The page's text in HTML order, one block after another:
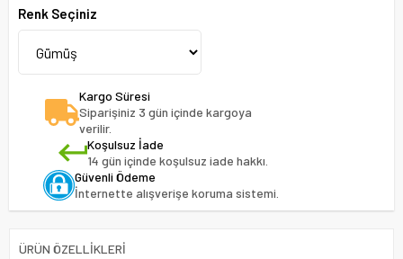
Renk Seçiniz
Kargo Süresi
Siparişiniz 3 gün içinde kargoya
verilir.
Koşulsuz İade
14 gün içinde koşulsuz iade hakkı.
Güvenli Ödeme
İnternette alışverişe koruma sistemi.
ÜRÜN ÖZELLIKLERI